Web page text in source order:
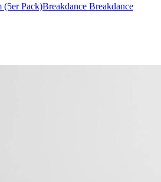
(5er Pack)Breakdance Breakdance